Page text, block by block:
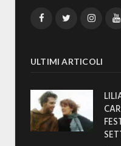
FacebookTwitter
ULTIMI ARTICOLI